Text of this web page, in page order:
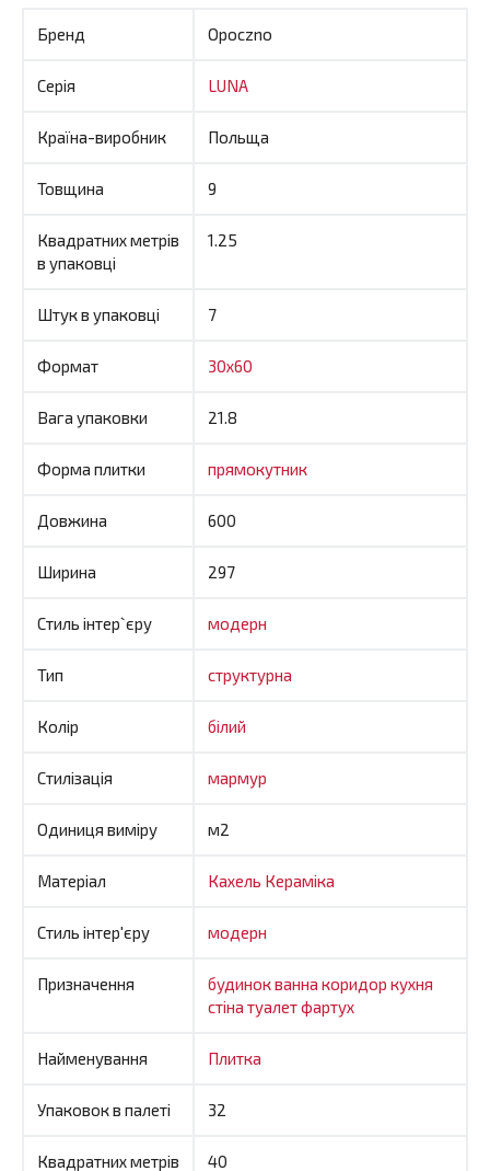
Бренд Opoczno
Серія LUNA
Країна-виробник Польща
Товщина 9
Квадратних метрів
в упаковці
1.25
Штук в упаковці 7
Формат 30x60
Вага упаковки 21.8
Форма плитки прямокутник
Довжина 600
Ширина 297
Стиль інтер`єру модерн
Тип структурна
Колір білий
Стилізація мармур
Одиниця виміру м2
Матеріал Кахель Кераміка
Стиль інтер'єру модерн
Призначення будинокванна коридор кухня
стіна туалетфартух
Найменування Плитка
Упаковок в палеті 32
Квадратних метрів 40